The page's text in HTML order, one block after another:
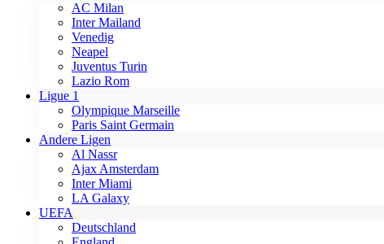
AC Milan
Inter Mailand
Venedig
Neapel
Juventus Turin
Lazio Rom
Ligue 1
Olympique Marseille
Paris Saint Germain
Andere Ligen
Al Nassr
Ajax Amsterdam
Inter Miami
LA Galaxy
UEFA
Deutschland